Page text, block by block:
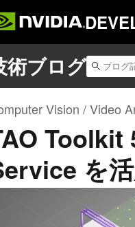
Vision / Video
Toolkit
を